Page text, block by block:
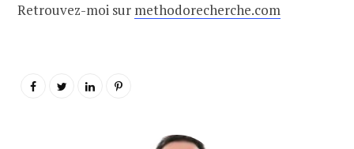
Retrouvez-moi sur methodorecherche.com